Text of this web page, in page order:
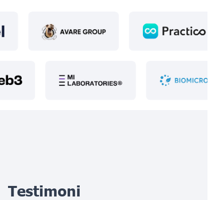
Testimoni